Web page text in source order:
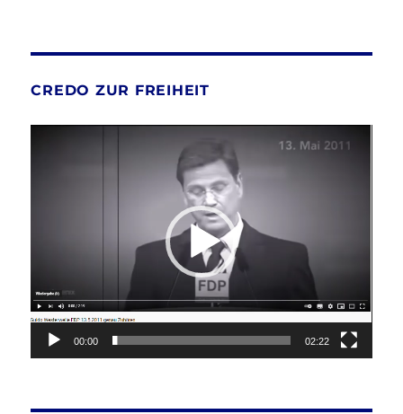
CREDO ZUR FREIHEIT
00:00 02:22